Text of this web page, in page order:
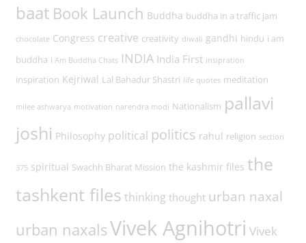
baat Book Launch Buddha buddha in a traffic jam
chocolate Congress creative creativity diwali gandhi hindu i am
buddha I Am Buddha Chats INDIA India First insipration
inspiration Kejriwal Lal Bahadur Shastri life quotes meditation
milee ashwarya motivation narendra modi Nationalism pallavi
joshi Philosophy political politics rahul religion section
375 spiritual Swachh Bharat Mission the kashmir files the
tashkent files thinking thought urban naxal
urban naxalsVivek Agnihotri Vivek